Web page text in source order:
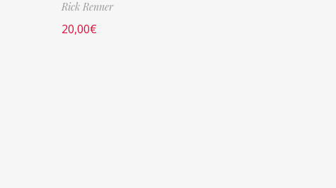
Rick Renner
20,00€